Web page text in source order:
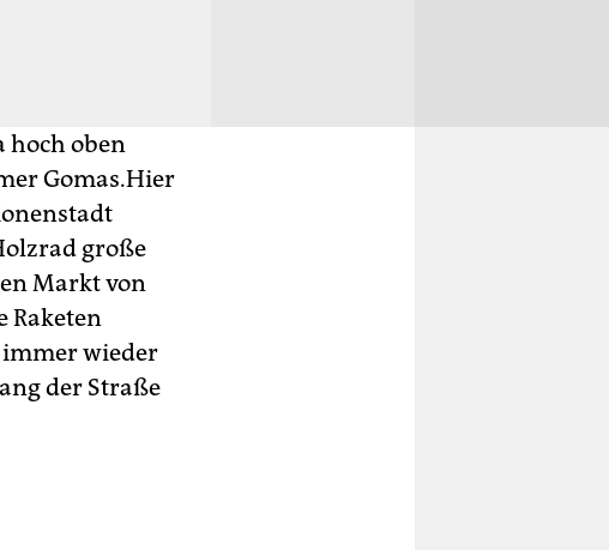
hoch oben
Gomas.Hier
große
Markt von
Raketen
immer wieder
der Straße